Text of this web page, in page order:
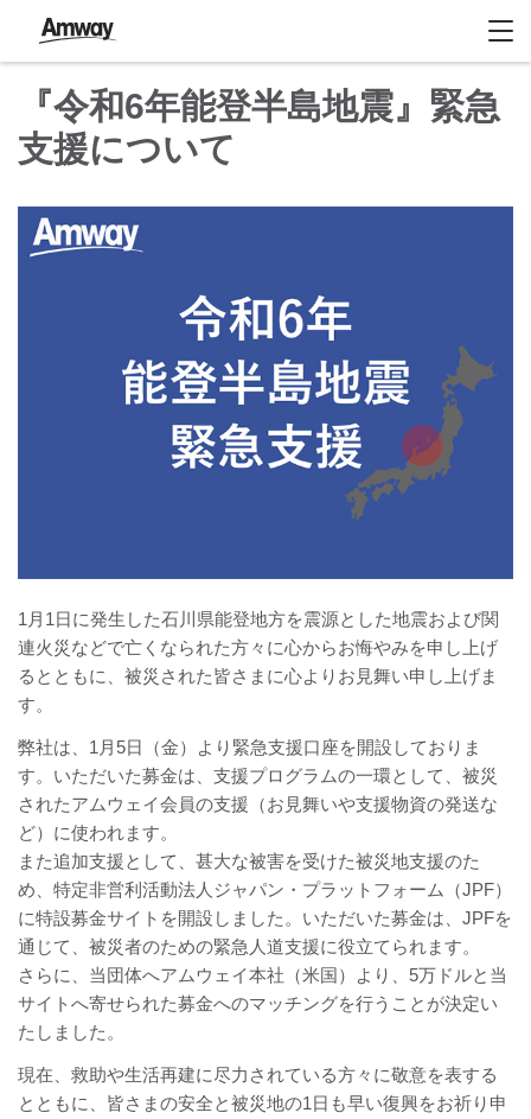
『令和6年能登半島地震』緊急
支援について
1月1日に発生した石川県能登地方を震源とした地震および関
連火災などで亡くなられた方々に心からお悔やみを申し上げ
るとともに、被災された皆さまに心よりお見舞い申し上げま
す。
弊社は、1月5日（金）より緊急支援口座を開設しておりま
す。いただいた募金は、支援プログラムの一環として、被災
されたアムウェイ会員の支援（お見舞いや支援物資の発送な
ど）に使われます。
また追加支援として、甚大な被害を受けた被災地支援のた
め、特定非営利活動法人ジャパン・プラットフォーム（JPF）
に特設募金サイトを開設しました。いただいた募金は、JPFを
通じて、被災者のための緊急人道支援に役立てられます。
さらに、当団体へアムウェイ本社（米国）より、5万ドルと当
サイトへ寄せられた募金へのマッチングを行うことが決定い
たしました。
現在、救助や生活再建に尽力されている方々に敬意を表する
とともに、皆さまの安全と被災地の1日も早い復興をお祈り申